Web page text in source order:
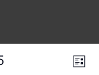
Liste